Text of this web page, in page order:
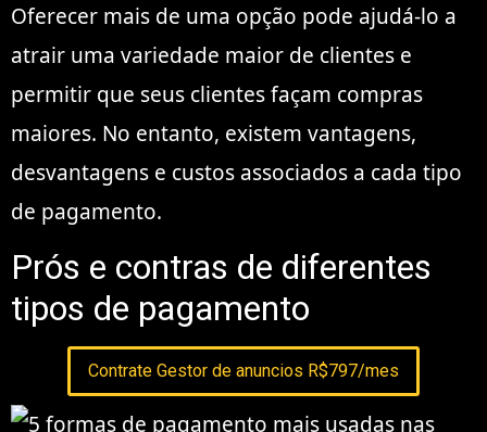
Oferecer mais de uma opção pode ajudá-lo a
atrair uma variedade maior de clientes e
permitir que seus clientes façam compras
maiores. No entanto, existem vantagens,
desvantagens e custos associados a cada tipo
de pagamento.
Prós e contras de diferentes
tipos de pagamento
Contrate Gestor de anuncios R$797/mes